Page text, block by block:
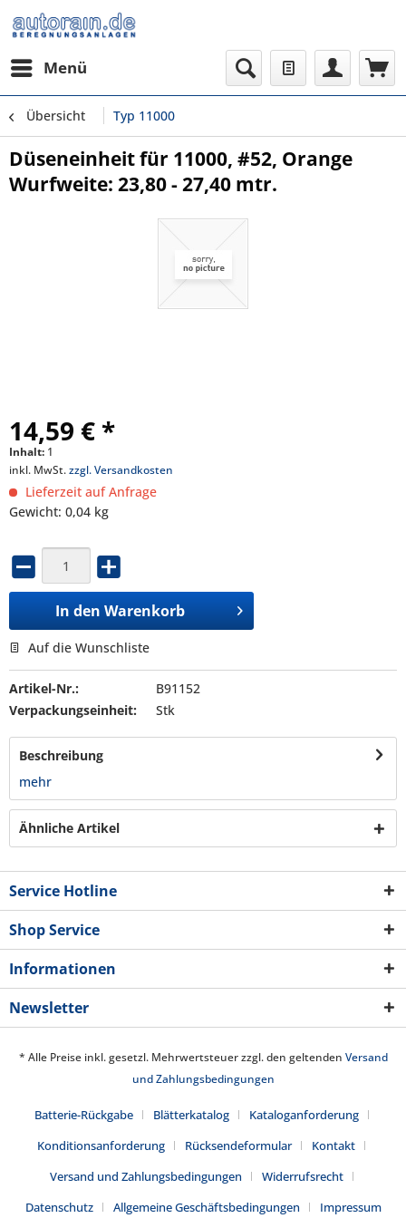
Menü
Übersicht Typ 11000
Düseneinheit für 11000, #52, Orange
Wurfweite: 23,80 - 27,40 mtr.
14,59 € *
Inhalt: 1
inkl. MwSt.zzgl. Versandkosten
Lieferzeit auf Anfrage
Gewicht: 0,04 kg
In den Warenkorb
Auf die Wunschliste
Artikel-Nr.:
B91152
Verpackungseinheit:
Stk
Beschreibung
mehr
Ähnliche Artikel
Service Hotline
Shop Service
Informationen
Newsletter
* Alle Preise inkl. gesetzl. Mehrwertsteuer zzgl. den geltenden Versand
und Zahlungsbedingungen
Batterie-Rückgabe Blätterkatalog
Kataloganforderung
Konditionsanforderung
Rücksendeformular
Kontakt
Versand und Zahlungsbedingungen
Widerrufsrecht
Datenschutz
Allgemeine Geschäftsbedingungen Impressum